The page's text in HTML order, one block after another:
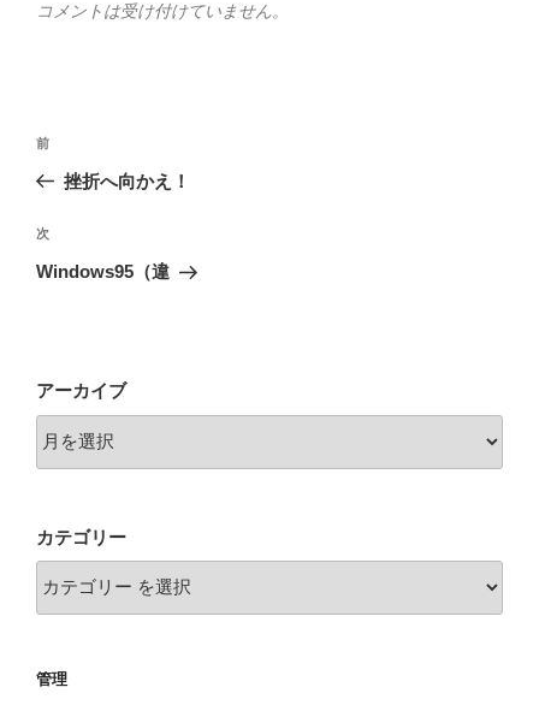
コメントは受け付けていません。
投
ナ
ビ
ゲ
ン
前
の
稿
前
挫折へ向かえ！
次
の
次
Windows95（違
アーカイブ
カテゴリー
管理